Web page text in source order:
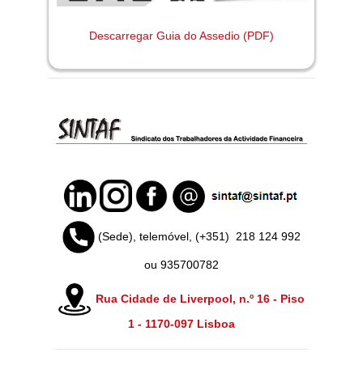
Descarregar Guia do Assedio (PDF)
(Sede), telemóvel, (+351) 218 124 992
ou 935700782
Rua Cidade de Liverpool, n.º 16 - Piso
1 - 1170-097 Lisboa